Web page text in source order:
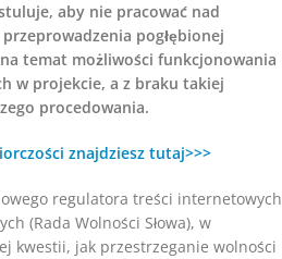
aby nie pracować nad
pogłębionej
temat możliwości funkcjonowania
w projekcie, a z braku takiej
procedowania.
znajdziesz tutaj>>>
regulatora treści internetowych
(Rada Wolności Słowa), w
kwestii, jak przestrzeganie wolności